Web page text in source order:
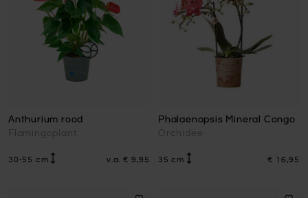
Anthurium rood
Flamingoplant
30-55 cm v.a. € 9,95
Phalaenopsis Mineral Congo
Orchidee
35 cm € 16,95